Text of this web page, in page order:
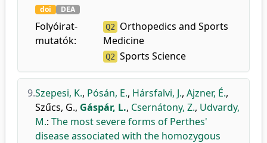
doi DEA
Folyóirat-
mutatók:
Q2 Orthopedics and Sports
Medicine
Q2 Sports Science
9.Szepesi, K., Pósán, E., Hársfalvi, J., Ajzner, É.,
Szűcs, G., Gáspár, L., Csernátony, Z., Udvardy,
M.: The most severe forms of Perthes'
disease associated with the homozygous